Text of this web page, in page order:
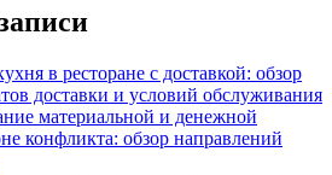
в ресторане с доставкой: обзор
доставки и условий обслуживания
материальной и денежной
конфликта: обзор направлений